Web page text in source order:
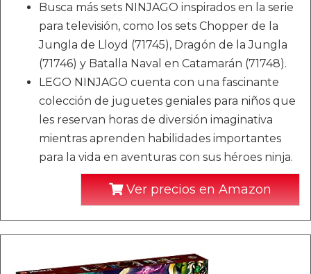
Busca más sets NINJAGO inspirados en la serie
para televisión, como los sets Chopper de la
Jungla de Lloyd (71745), Dragón de la Jungla
(71746) y Batalla Naval en Catamarán (71748).
LEGO NINJAGO cuenta con una fascinante
colección de juguetes geniales para niños que
les reservan horas de diversión imaginativa
mientras aprenden habilidades importantes
para la vida en aventuras con sus héroes ninja.
Ver precios en Amazon